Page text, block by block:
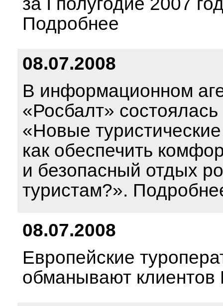
Подробнее
08.07.2008
В информационном
«Росбалт» состоялась
«Новые
как обеспечить
и безопасный отдых
туристам?».
08.07.2008
Европейские
обманывают